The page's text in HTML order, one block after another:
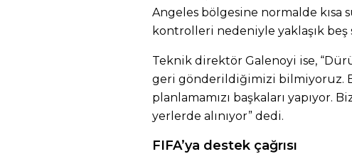
Angeles bölgesine normalde
kontrolleri nedeniyle yaklaşık
Teknik direktör Galenoyi ise,
geri gönderildiğimizi bilmiyoruz.
planlamamızı başkaları yapıyor.
yerlerde alınıyor” dedi.
FIFA’ya destek çağrısı